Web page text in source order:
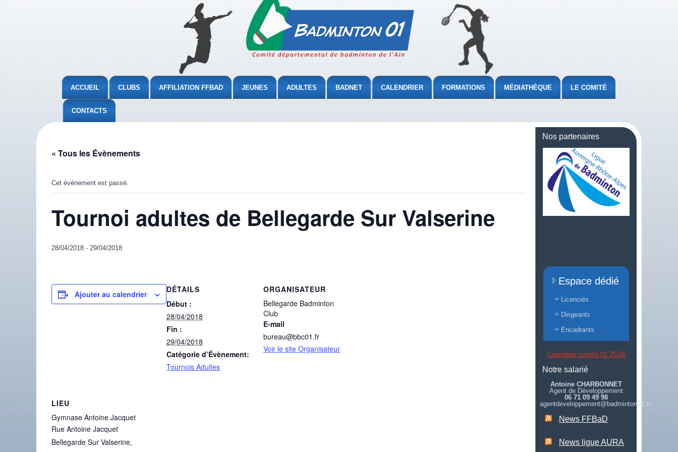
ACCUEIL CLUBS AFFILIATION FFBAD JEUNES ADULTES BADNET CALENDRIER FORMATIONS MÉDIATHÈQUE LE COMITÉ
CONTACTS
« Tous les Évènements
Cet évènement est passé.
Tournoi adultes de Bellegarde Sur Valserine
28/04/2018 - 29/04/2018
Ajouter au calendrier
DÉTAILS
Début :
28/04/2018
Fin :
29/04/2018
Catégorie d’Évènement:
Tournois Adultes
ORGANISATEUR
Bellegarde Badminton
Club
E-mail
bureau@bbc01.fr
Voir le site Organisateur
LIEU
Gymnase Antoine Jacquet
Rue Antoine Jacquet
Bellegarde Sur Valserine,
Nos partenaires
Espace dédié
Licenciés
Dirigeants
Encadrants
Calendrier comité 01 25/26
Notre salarié
Antoine CHARBONNET
Agent de Développement
06 71 09 49 98
agentdeveloppement@badminton01.fr
News FFBaD
News ligue AURA